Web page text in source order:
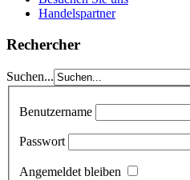
Handelspartner
Rechercher
Suchen...
Benutzername
Passwort
Angemeldet bleiben